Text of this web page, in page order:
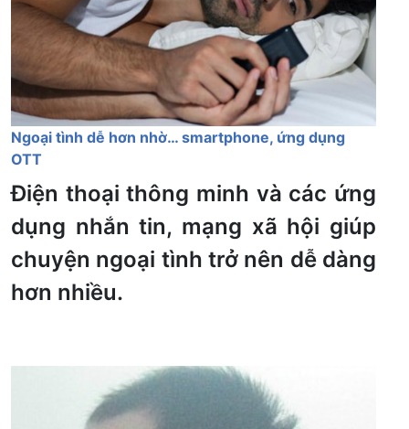
Ngoại tình dễ hơn nhờ… smartphone, ứng dụng
OTT
Điện thoại thông minh và các ứng
dụng nhắn tin, mạng xã hội giúp
chuyện ngoại tình trở nên dễ dàng
hơn nhiều.